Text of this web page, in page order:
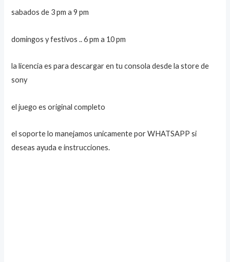
sabados de 3 pm a 9 pm
domingos y festivos .. 6 pm a 10 pm
la licencia es para descargar en tu consola desde la store de
sony
el juego es original completo
el soporte lo manejamos unicamente por WHATSAPP si
deseas ayuda e instrucciones.